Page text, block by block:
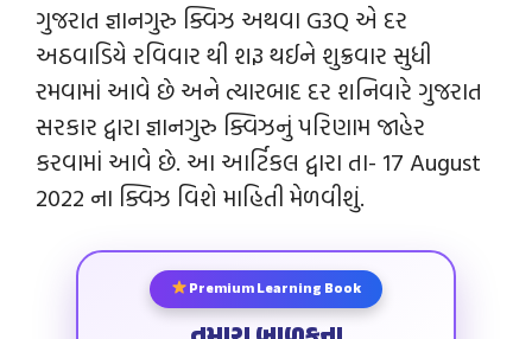
ગુજરાત જ્ઞાનગુરુ ક્વિઝ અથવા G3Q એ દર
અઠવાડિયે રવિવાર થી શરૂ થઈને શુક્રવાર સુધી
રમવામાં આવે છે અને ત્યારબાદ દર શનિવારે ગુજરાત
સરકાર દ્વારા જ્ઞાનગુરુ ક્વિઝનું પરિણામ જાહેર
કરવામાં આવે છે. આ આર્ટિકલ દ્વારા તા- 17 August
2022 ના ક્વિઝ વિશે માહિતી મેળવીશું.
Premium Learning Book